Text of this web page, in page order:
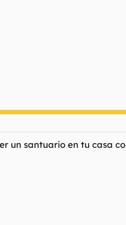
un santuario en tu casa